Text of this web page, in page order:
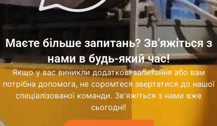
Маєте більше запитань? Зв'яжіться з
нами в будь-який час!
Якщо у вас виникли додаткові запитання або вам
потрібна допомога, не соромтеся звертатися до нашої
спеціалізованої команди. Зв'яжіться з нами вже
сьогодні!